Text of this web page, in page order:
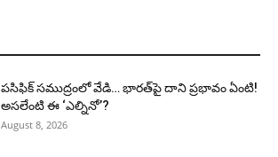
పసిఫిక్ సముద్రంలో వేడి… భారత్‌పై దాని ప్రభావం ఏంటి!
అసలేంటి ఈ ‘ఎల్నినో’?
August 8, 2026